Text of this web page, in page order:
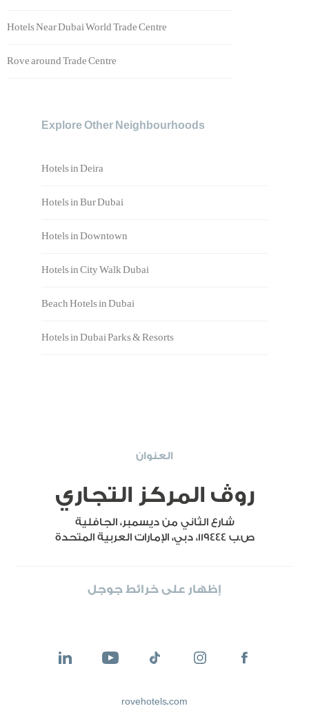
Hotels Near Dubai World Trade Centre
Rove around Trade Centre
Explore Other Neighbourhoods
Hotels in Deira
Hotels in Bur Dubai
Hotels in Downtown
Hotels in City Walk Dubai
Beach Hotels in Dubai
Hotels in Dubai Parks & Resorts
العنوان
روڤ المركز التجاري
شارع الثاني من ديسمبر، الجافلية
ص.ب 119444، دبي، الإمارات العربية المتحدة
إظهار على خرائط جوجل
rovehotels.com